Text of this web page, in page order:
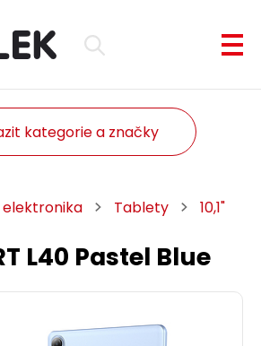
kategorie a značky
Tablety 10,1"
L40 Pastel Blue